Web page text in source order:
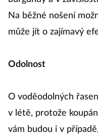
Na běžné nošení
může jít o zajímavý
Odolnost
O voděodolných
v létě, protože
vám budou i v